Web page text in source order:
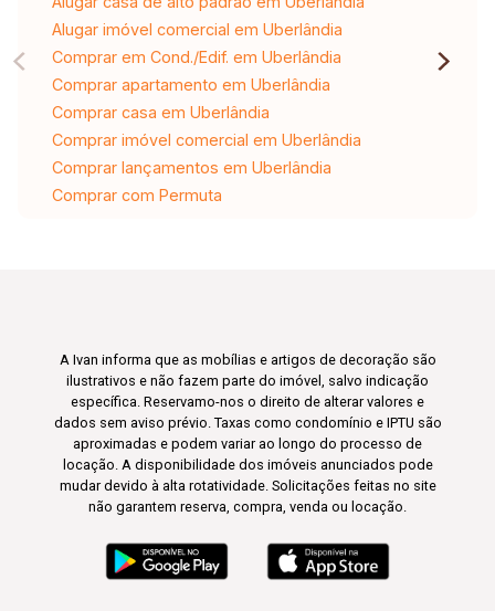
Alugar imóvel comercial em Uberlândia
Comprar em Cond./Edif. em Uberlândia
Comprar apartamento em Uberlândia
Comprar casa em Uberlândia
Comprar imóvel comercial em Uberlândia
Comprar lançamentos em Uberlândia
Comprar com Permuta
A Ivan informa que as mobílias e artigos de decoração são
ilustrativos e não fazem parte do imóvel, salvo indicação
específica. Reservamo-nos o direito de alterar valores e
dados sem aviso prévio. Taxas como condomínio e IPTU são
aproximadas e podem variar ao longo do processo de
locação. A disponibilidade dos imóveis anunciados pode
mudar devido à alta rotatividade. Solicitações feitas no site
não garantem reserva, compra, venda ou locação.